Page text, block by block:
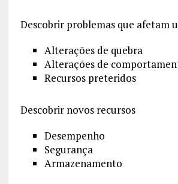
Descobrir problemas que afetam
Alterações de quebra
Alterações de
Recursos preteridos
Descobrir novos recursos
Desempenho
Segurança
Armazenamento